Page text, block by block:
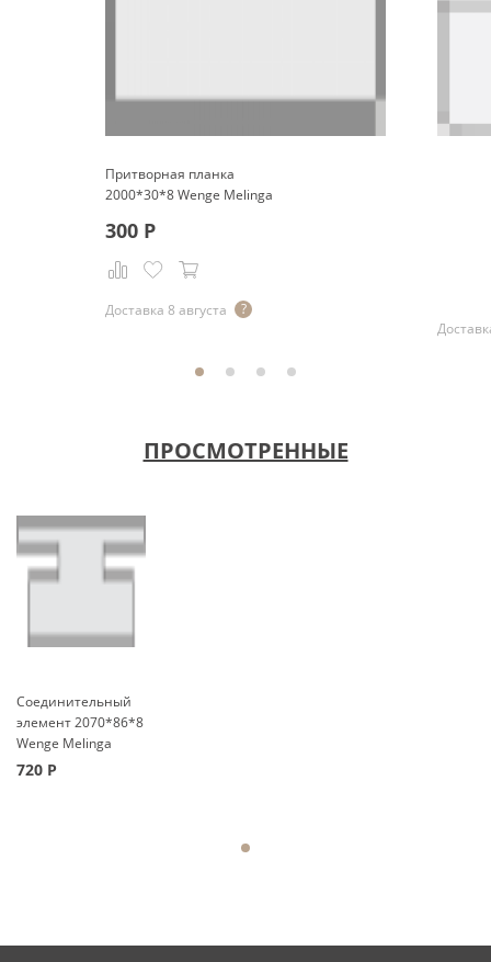
Притворная планка
2000*30*8 Wenge Melinga
300 Р
Доставка 8 августа
ПРОСМОТРЕННЫЕ
Соединительный
элемент 2070*86*8
Wenge Melinga
720 Р